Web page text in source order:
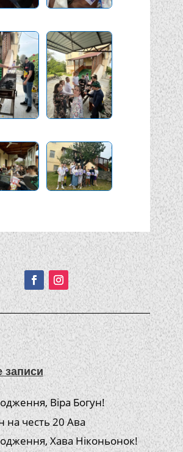
Подписывайтесь!
записи
Віра Богун!
на честь 20 Ава
Хава Ніконьонок!